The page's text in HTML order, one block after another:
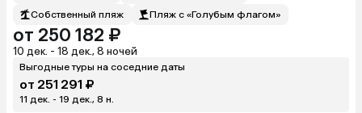
Собственный пляж
Пляж с «Голубым флагом»
от 250 182 ₽
10 дек. - 18 дек., 8 ночей
Выгодные туры на соседние даты
от 251 291 ₽
11 дек. - 19 дек., 8 н.